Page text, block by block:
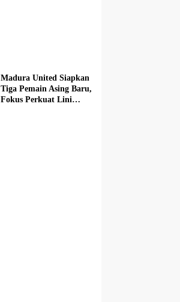
Madura United Siapkan
Tiga Pemain Asing Baru,
Fokus Perkuat Lini